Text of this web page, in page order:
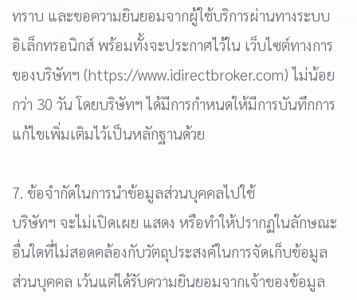
ทราบ และขอความยินยอมจากผู้ใช้บริการผ่านทางระบบ
อิเล็กทรอนิกส์ พร้อมทั้งจะประกาศไว้ใน เว็บไซต์ทางการ
ของบริษัทฯ (https://www.idirectbroker.com) ไม่น้อย
กว่า 30 วัน โดยบริษัทฯ ได้มีการกำหนดให้มีการบันทึกการ
แก้ไขเพิ่มเติมไว้เป็นหลักฐานด้วย
7. ข้อจำกัดในการนำข้อมูลส่วนบุคคลไปใช้
บริษัทฯ จะไม่เปิดเผย แสดง หรือทำให้ปรากฏในลักษณะ
อื่นใดที่ไม่สอดคล้องกับวัตถุประสงค์ในการจัดเก็บข้อมูล
ส่วนบุคคล เว้นแต่ได้รับความยินยอมจากเจ้าของข้อมูล